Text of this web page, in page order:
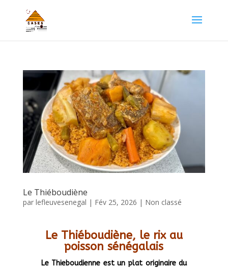
Le Thiéboudiène
par lefleuvesenegal | Fév 25, 2026 | Non classé
Le Thiéboudiène, le rix au
poisson sénégalais
Le Thieboudienne est un plat originaire du